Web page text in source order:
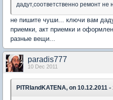
дадут,соответственно ремонт не
не пишите чуши... ключи вам
приемки, акт приемки и
разные вещи...
paradis777
10 Dec 2011
PITRIandKATENA, on 10.12.2011 -